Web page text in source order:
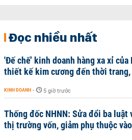
Đọc nhiều nhất
'Đế chế’ kinh doanh hàng xa xỉ
thiết kế kim cương đến thời trang,
KINH DOANH - 5 giờ trước
Thống đốc NHNN: Sửa đổi ba
thị trường vốn, giảm phụ thuộc